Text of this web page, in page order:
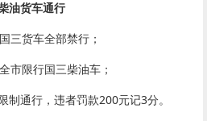
油货车通行
货车全部禁行；
限行国三柴油车；
通行，违者罚款200元记3分。